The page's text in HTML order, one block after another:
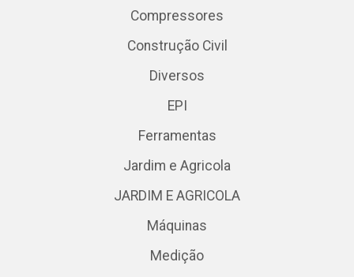
Compressores
Construção Civil
Diversos
EPI
Ferramentas
Jardim e Agricola
JARDIM E AGRICOLA
Máquinas
Medição